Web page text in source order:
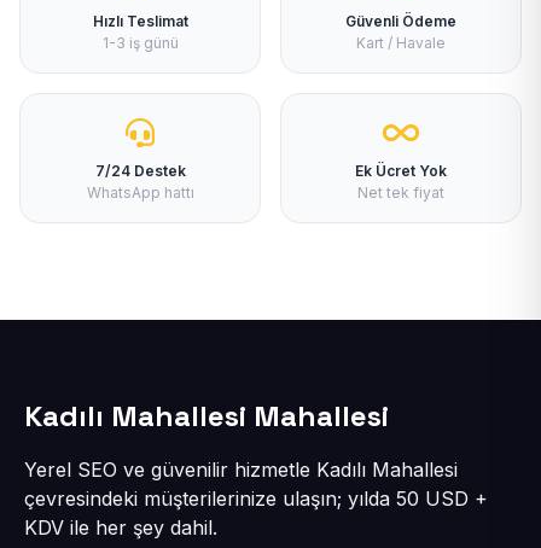
Hızlı Teslimat
1-3 iş günü
Güvenli Ödeme
Kart / Havale
7/24 Destek
WhatsApp hattı
Ek Ücret Yok
Net tek fiyat
Kadılı Mahallesi Mahallesi
Yerel SEO ve güvenilir hizmetle Kadılı Mahallesi
çevresindeki müşterilerinize ulaşın; yılda 50 USD +
KDV ile her şey dahil.